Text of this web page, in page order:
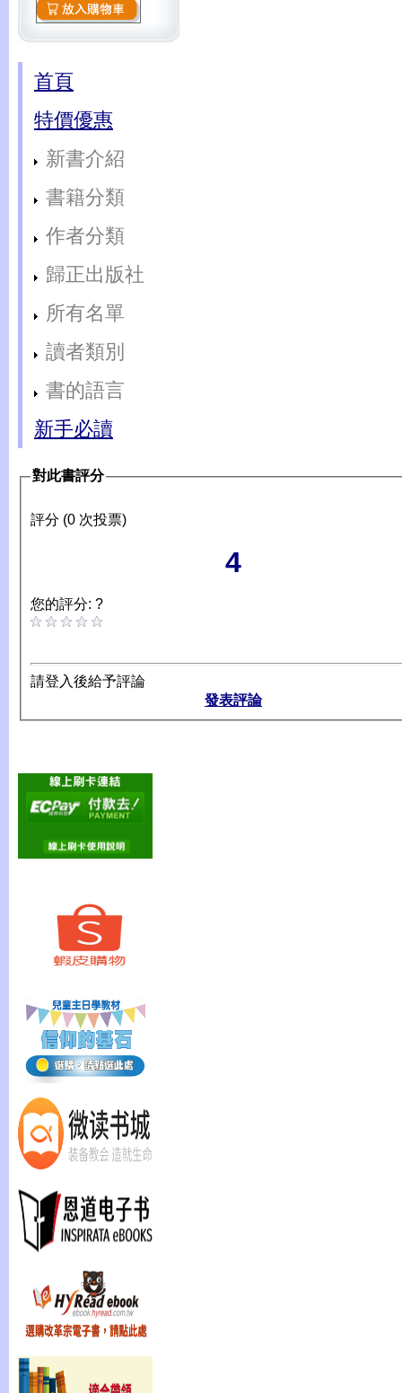
首頁
特價優惠
新書介紹
書籍分類
作者分類
歸正出版社
所有名單
讀者類別
書的語言
新手必讀
對此書評分
評分 (0 次投票)
4
您的評分: ?
請登入後給予評論
發表評論